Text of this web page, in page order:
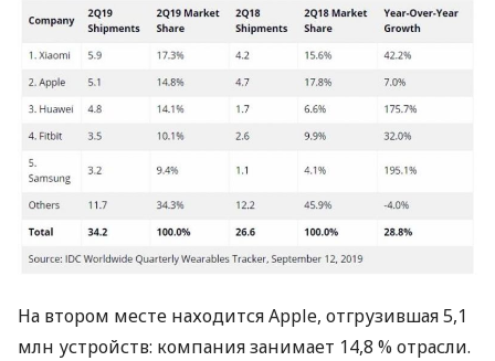
На втором месте находится Apple, отгрузившая 5,1
млн устройств: компания занимает 14,8 % отрасли.